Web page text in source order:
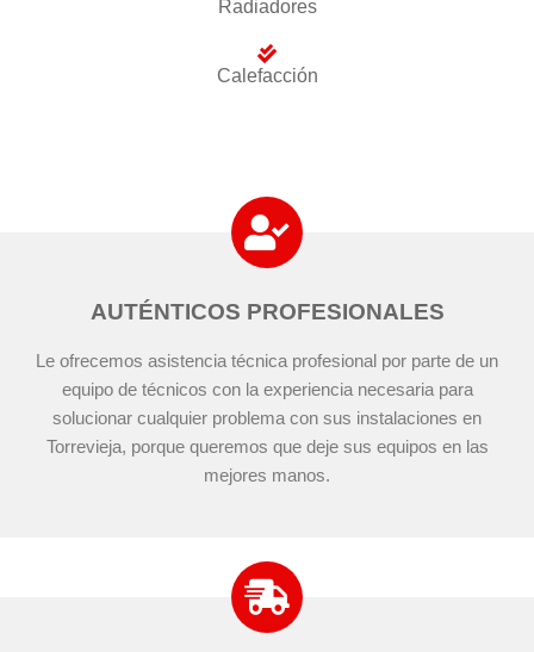
Radiadores
Calefacción
AUTÉNTICOS PROFESIONALES
Le ofrecemos asistencia técnica profesional por parte de un
equipo de técnicos con la experiencia necesaria para
solucionar cualquier problema con sus instalaciones en
Torrevieja, porque queremos que deje sus equipos en las
mejores manos.